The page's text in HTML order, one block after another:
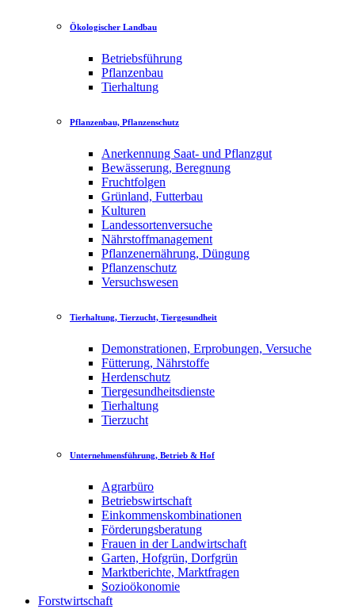
Ökologischer Landbau
Betriebsführung
Pflanzenbau
Tierhaltung
Pflanzenbau, Pflanzenschutz
Anerkennung Saat- und Pflanzgut
Bewässerung, Beregnung
Fruchtfolgen
Grünland, Futterbau
Kulturen
Landessortenversuche
Nährstoffmanagement
Pflanzenernährung, Düngung
Pflanzenschutz
Versuchswesen
Tierhaltung, Tierzucht, Tiergesundheit
Demonstrationen, Erprobungen, Versuche
Fütterung, Nährstoffe
Herdenschutz
Tiergesundheitsdienste
Tierhaltung
Tierzucht
Unternehmensführung, Betrieb & Hof
Agrarbüro
Betriebswirtschaft
Einkommenskombinationen
Förderungsberatung
Frauen in der Landwirtschaft
Garten, Hofgrün, Dorfgrün
Marktberichte, Marktfragen
Sozioökonomie
Forstwirtschaft